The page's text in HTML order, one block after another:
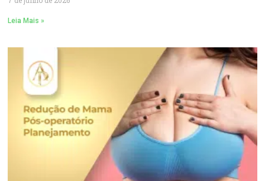
Leia Mais »